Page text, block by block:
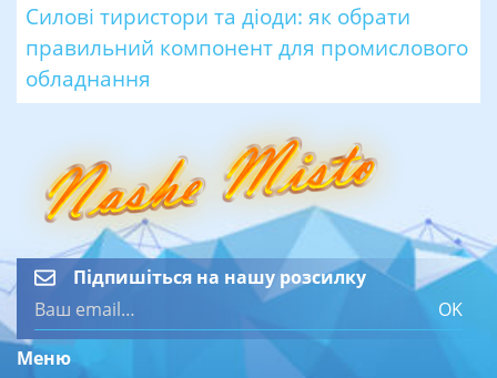
Силові тиристори та діоди: як обрати
правильний компонент для промислового
обладнання
Підпишіться на нашу розсилку
OK
Меню